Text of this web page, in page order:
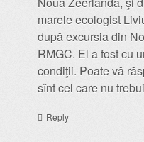
marele ecologist
după excursia din
RMGC. El a fost cu
condiţii. Poate vă
sînt cel care nu
Reply